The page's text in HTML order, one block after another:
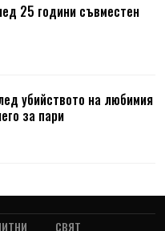
25 години съвместен
убийството на любимия
за пари
СВЯТ